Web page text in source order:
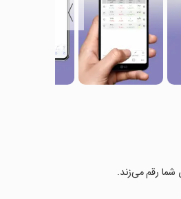
〉
شما رقم می‌زند.